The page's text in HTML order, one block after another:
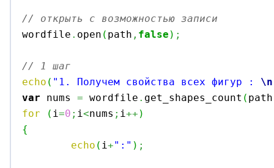
// открыть с возможностью записи
wordfile . open ( path , false ) ;
// 1 шаг
echo ( "1. Получем свойства всех фигур : \n
var nums = wordfile . get_shapes_count ( path
for
( i=0 ; i<nums ; i++ )
{
echo ( i+":" ) ;